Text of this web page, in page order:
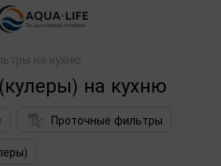
на кухню
на кухню
Проточные фильтры